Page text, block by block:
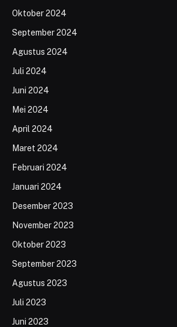
Oktober 2024
September 2024
Agustus 2024
Juli 2024
Juni 2024
Mei 2024
April 2024
Maret 2024
Februari 2024
Januari 2024
Desember 2023
November 2023
Oktober 2023
September 2023
Agustus 2023
Juli 2023
Juni 2023